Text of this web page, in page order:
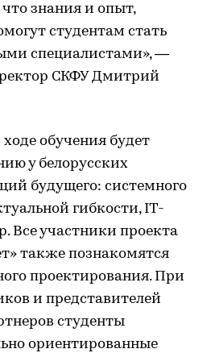
знания и опыт,
студентам стать
специалистами», —
СКФУ Дмитрий
обучения будет
у белорусских
будущего: системного
гибкости, IT-
Все участники проекта
также познакомятся
проектирования. При
и представителей
студенты
ориентированные